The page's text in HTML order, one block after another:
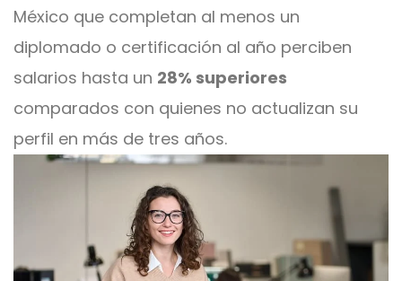
México que completan al menos un
diplomado o certificación al año perciben
salarios hasta un 28% superiores
comparados con quienes no actualizan su
perfil en más de tres años.